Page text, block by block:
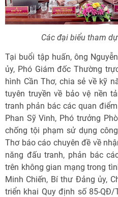
Các đại biểu tham
Tại buổi tập huấn, ông
ủy, Phó Giám đốc Thường
hình Cần Thơ, chia sẻ về kỹ
tuyên truyền về bảo vệ nền
tranh phản bác các quan
Phan Sỹ Vinh, Phó trưởng
chống tội phạm sử dụng
Thơ báo cáo chuyên đề về
năng đấu tranh, phản bác
trên không gian mạng trong
Minh Chiến, Bí thư Đảng ủy,
triển khai Quy định số 85-QĐ/